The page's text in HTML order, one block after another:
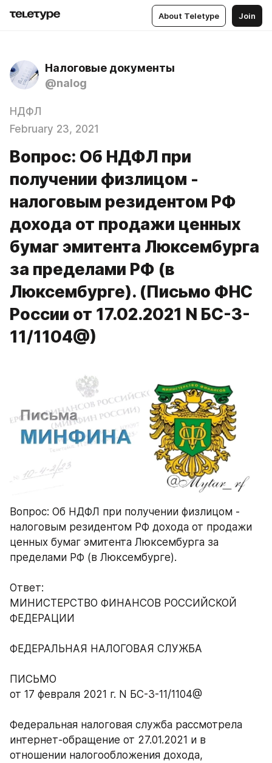
About Teletype Join
Налоговые документы
@nalog
НДФЛ
February 23, 2021
Вопрос: Об НДФЛ при
получении физлицом -
налоговым резидентом РФ
дохода от продажи ценных
бумаг эмитента Люксембурга
за пределами РФ (в
Люксембурге). (Письмо ФНС
России от 17.02.2021 N БС-3-
11/1104@)
Вопрос: Об НДФЛ при получении физлицом -
налоговым резидентом РФ дохода от продажи
ценных бумаг эмитента Люксембурга за
пределами РФ (в Люксембурге).
Ответ:
МИНИСТЕРСТВО ФИНАНСОВ РОССИЙСКОЙ
ФЕДЕРАЦИИ
ФЕДЕРАЛЬНАЯ НАЛОГОВАЯ СЛУЖБА
ПИСЬМО
от 17 февраля 2021 г. N БС-3-11/1104@
Федеральная налоговая служба рассмотрела
интернет-обращение от 27.01.2021 и в
отношении налогообложения дохода,